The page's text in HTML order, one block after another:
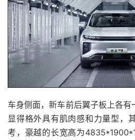
车身侧面，新车前后翼子板上各
显得格外具有肌肉感和力量型，
考，豪越的长宽高为